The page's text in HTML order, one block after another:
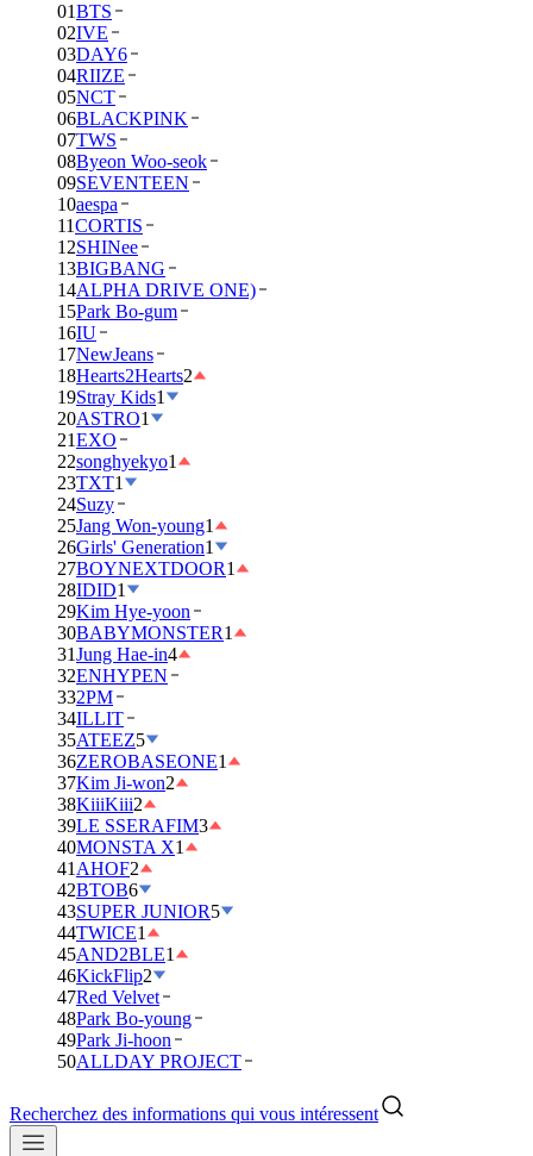
01BTS
02IVE
03DAY6
04RIIZE
05NCT
06BLACKPINK
07TWS
08Byeon Woo-seok
09SEVENTEEN
10aespa
11CORTIS
12SHINee
13BIGBANG
14ALPHA DRIVE ONE)
15Park Bo-gum
16IU
17NewJeans
18Hearts2Hearts2
19Stray Kids1
20ASTRO1
21EXO
22songhyekyo1
23TXT1
24Suzy
25Jang Won-young1
26Girls' Generation1
27BOYNEXTDOOR1
28IDID1
29Kim Hye-yoon
30BABYMONSTER1
31Jung Hae-in4
32ENHYPEN
332PM
34ILLIT
35ATEEZ5
36ZEROBASEONE1
37Kim Ji-won2
38KiiiKiii2
39LE SSERAFIM3
40MONSTA X1
41 AHOF2
42BTOB6
43SUPER JUNIOR5
44TWICE1
45AND2BLE1
46KickFlip2
47Red Velvet
48Park Bo-young
49Park Ji-hoon
50ALLDAY PROJECT
Recherchez des informations qui vous intéressent